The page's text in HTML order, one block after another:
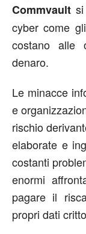
Commvault
cyber come
costano alle
denaro.
Le minacce
e
rischio
elaborate e
costanti
enormi
pagare il
propri dati